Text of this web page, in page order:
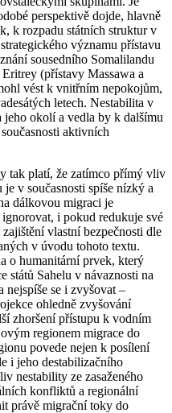
perspektivě dojde, hlavně
k rozpadu státních struktur v
významu přístavu
sousedního Somalilandu
(přístavy Massawa a
vést k vnitřním nepokojům,
letech. Nestabilita v
okolí a vedla by k dalšímu
aktivních
tak platí, že zatímco přímý vliv
v současnosti spíše nízký a
dálkovou migraci je
i pokud redukuje své
vlastní bezpečnosti dle
v úvodu tohoto textu.
o humanitární prvek, který
států Sahelu v návaznosti na
nejspíše se i zvyšovat –
ohledně zvyšování
zhoršení přístupu k vodním
regionem migrace do
povede nejen k posílení
i jeho destabilizačního
nestability ze zasaženého
konfliktů a regionální
právě migrační toky do